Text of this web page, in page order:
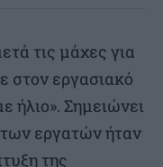
τις μάχες για
στον εργασιακό
ήλιο». Σημειώνει
των εργατών ήταν
της